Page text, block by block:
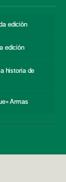
edición
edición
historia de
Armas